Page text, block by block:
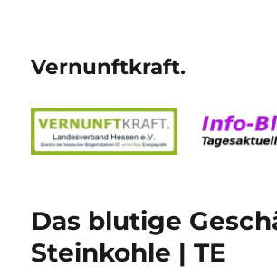
Vernunftkraft.
Das blutige
Steinkohle | TE